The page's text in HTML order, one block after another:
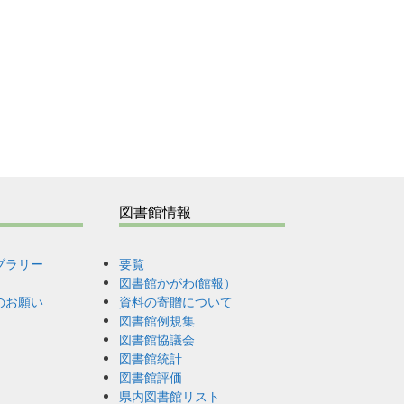
ラリー
お願い
図書館情報
要覧
図書館かがわ(館報）
資料の寄贈について
図書館例規集
図書館協議会
図書館統計
図書館評価
県内図書館リスト